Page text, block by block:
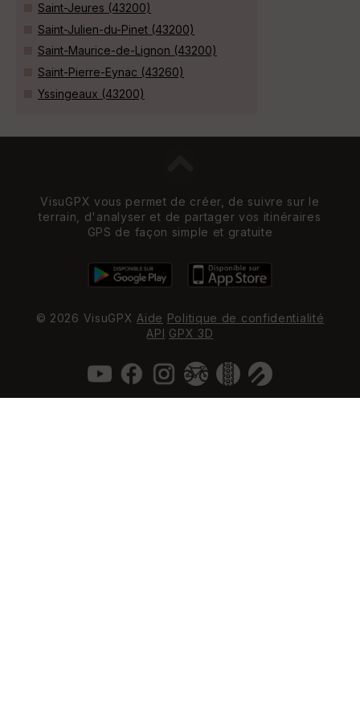
Saint-Jeures (43200)
Saint-Julien-du-Pinet (43200)
Saint-Maurice-de-Lignon (43200)
Saint-Pierre-Eynac (43260)
Yssingeaux (43200)
VisuGPX vous permet de créer, de suivre sur le
terrain, d'analyser et de partager vos itinéraires
GPS de façon simple et gratuite
© 2026 VisuGPX Aide Politique de confidentialité
API GPX 3D